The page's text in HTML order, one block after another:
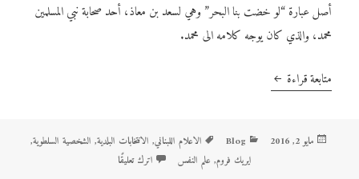
أصل عبارة “لو خضت بنا البحر” وهي لسعد بن معاذ، أحد صحابة نبي المسلمين
محمد، والذي كان يوجه كلامه الى محمد.
متابعة قراءة الفضل للي جامعنا.. الفضل للمرحوم: الشخصية السلطوية في الإنتخابات
نُشرت
مايو 2, 2016 التصنيفات
Blog الوسوم
الاعلام اللبناني, الانتخابات البلدية, الشخصية السلطوية,
ايريك فروم, علم النفس اترك تعليقًا